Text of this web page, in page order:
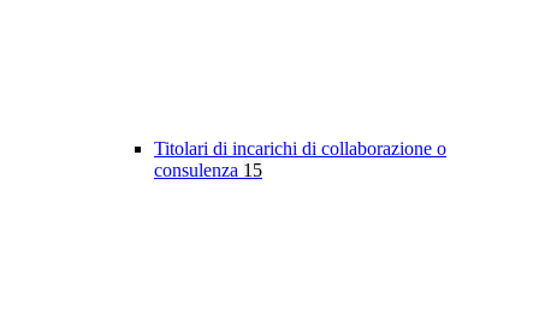
Titolari di incarichi di collaborazione o
consulenza 15